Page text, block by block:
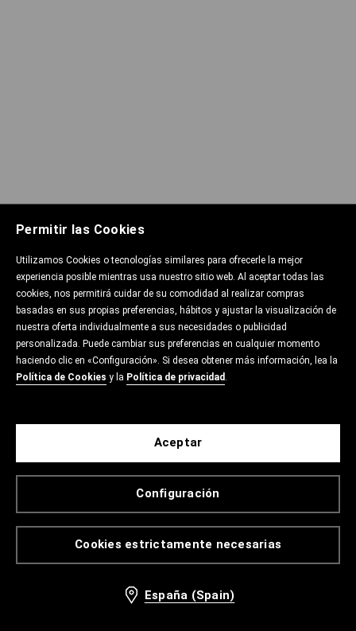
Permitir las Cookies
Utilizamos Cookies o tecnologías similares para ofrecerle la mejor
experiencia posible mientras usa nuestro sitio web. Al aceptar todas las
cookies, nos permitirá cuidar de su comodidad al realizar compras
basadas en sus propias preferencias, hábitos y ajustar la visualización de
nuestra oferta individualmente a sus necesidades o publicidad
personalizada. Puede cambiar sus preferencias en cualquier momento
haciendo clic en «Configuración». Si desea obtener más información, lea la
Política de Cookies y la Política de privacidad.
Cookies estrictamente necesarias
Configuración
Aceptar
España (Spain)